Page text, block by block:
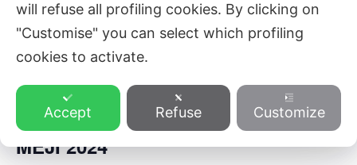
« All Events
SLOVENSKA VAS – OKUSI OB
MEJI 2024
will refuse all profiling cookies. By clicking on
"Customise" you can select which profiling
cookies to activate.
Accept Refuse Customize